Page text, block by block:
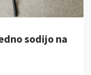
sodijo na